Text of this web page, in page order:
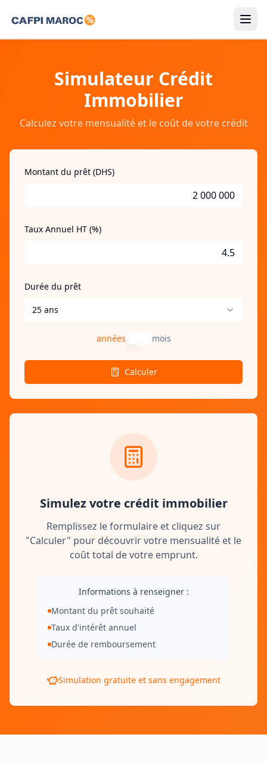
Guides
Simulateur Crédit
Immobilier
Calculez votre mensualité et le coût de votre crédit
Montant du prêt (DHS)
Taux Annuel HT (%)
Durée du prêt
25 ans
années mois
Calculer
Simulez votre crédit immobilier
Remplissez le formulaire et cliquez sur
"Calculer" pour découvrir votre mensualité et le
coût total de votre emprunt.
Informations à renseigner :
Montant du prêt souhaité
Taux d'intérêt annuel
Durée de remboursement
Simulation gratuite et sans engagement